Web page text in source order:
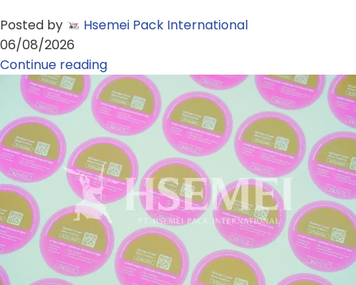
Posted by
Hsemei Pack International
06/08/2026
Continue reading